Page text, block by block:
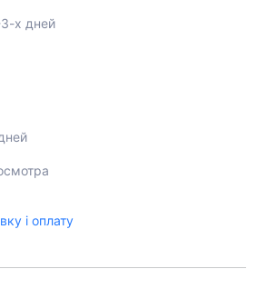
х дней
і оплату